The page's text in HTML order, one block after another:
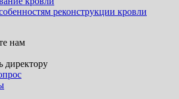
реконструкции кровли
нам
директору